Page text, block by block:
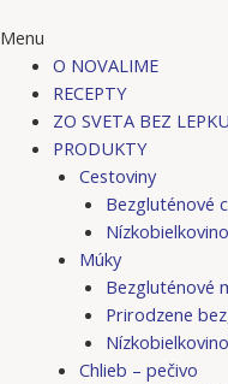
Menu
O NOVALIME
RECEPTY
ZO SVETA BEZ LEPKU
PRODUKTY
Cestoviny
Bezgluténové
Múky
Bezgluténové
Prirodzene
Chlieb – pečivo